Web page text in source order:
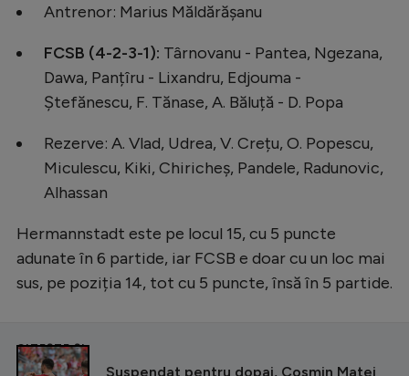
Gimnastică
Auto
Rugby
Alte sporturi
Antrenor: Marius Măldărășanu
FCSB (4-2-3-1): Târnovanu - Pantea, Ngezana,
Dawa, Panțîru - Lixandru, Edjouma -
Ștefănescu, F. Tănase, A. Băluță - D. Popa
Rezerve: A. Vlad, Udrea, V. Crețu, O. Popescu,
Miculescu, Kiki, Chiricheș, Pandele, Radunovic,
Alhassan
Hermannstadt este pe locul 15, cu 5 puncte
adunate în 6 partide, iar FCSB e doar cu un loc mai
sus, pe poziția 14, tot cu 5 puncte, însă în 5 partide.
CITEȘTE ȘI
Suspendat pentru dopaj, Cosmin Matei